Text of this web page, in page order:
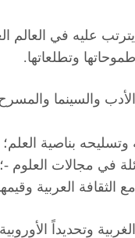
عليه في
وتطلعاتها.
والسينما
بناصية
في مجالات العلوم -
العربية
وتحديداً